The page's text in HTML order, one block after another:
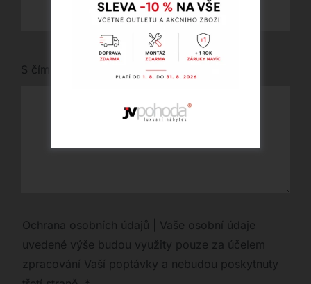
S čím vám můžeme pomoci?
Ochrana osobních údajů | Vaše osobní údaje
uvedené výše budou využity pouze za účelem
zpracování Vaší poptávky a nebudou poskytnuty